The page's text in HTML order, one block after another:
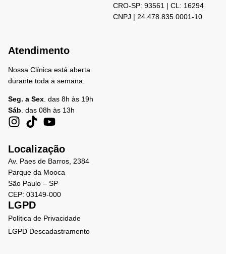
CRO-SP: 93561 | CL: 16294
CNPJ | 24.478.835.0001-10
Atendimento
Nossa Clínica está aberta
durante toda a semana:
Seg. a Sex. das 8h às 19h
Sáb. das 08h às 13h
Localização
Av. Paes de Barros, 2384
Parque da Mooca
São Paulo – SP
CEP: 03149-000
LGPD
Política de Privacidade
LGPD Descadastramento